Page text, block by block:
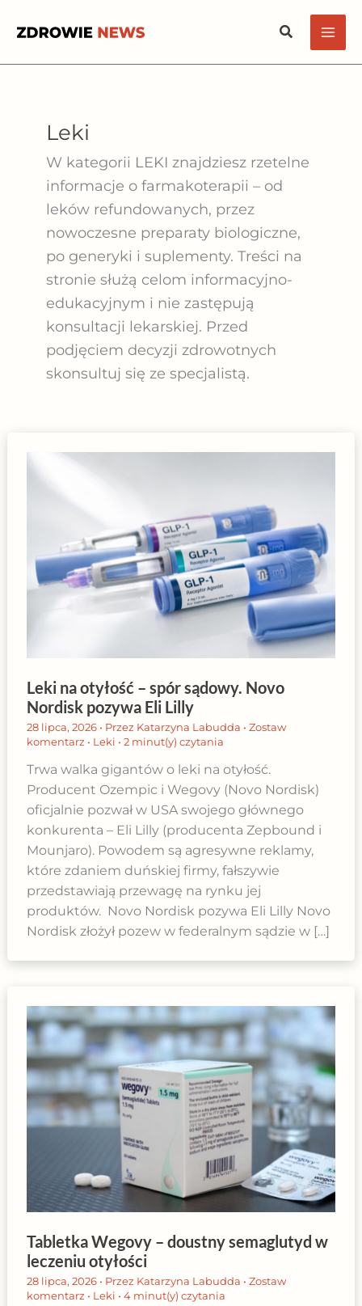
Szukaj
Leki
W kategorii LEKI znajdziesz rzetelne
informacje o farmakoterapii – od
leków refundowanych, przez
nowoczesne preparaty biologiczne,
po generyki i suplementy. Treści na
stronie służą celom informacyjno-
edukacyjnym i nie zastępują
konsultacji lekarskiej. Przed
podjęciem decyzji zdrowotnych
skonsultuj się ze specjalistą.
Leki na otyłość – spór sądowy. Novo
Nordisk pozywa Eli Lilly
28 lipca, 2026 • Przez Katarzyna Labudda • Zostaw
komentarz • Leki • 2 minut(y) czytania
Trwa walka gigantów o leki na otyłość.
Producent Ozempic i Wegovy (Novo Nordisk)
oficjalnie pozwał w USA swojego głównego
konkurenta – Eli Lilly (producenta Zepbound i
Mounjaro). Powodem są agresywne reklamy,
które zdaniem duńskiej firmy, fałszywie
przedstawiają przewagę na rynku jej
produktów. Novo Nordisk pozywa Eli Lilly Novo
Nordisk złożył pozew w federalnym sądzie w […]
Tabletka Wegovy – doustny semaglutyd w
leczeniu otyłości
28 lipca, 2026 • Przez Katarzyna Labudda • Zostaw
komentarz • Leki • 4 minut(y) czytania